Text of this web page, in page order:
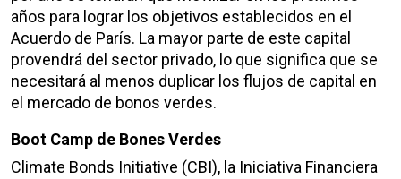
años para lograr los objetivos establecidos en el
Acuerdo de París. La mayor parte de este capital
provendrá del sector privado, lo que significa que se
necesitará al menos duplicar los flujos de capital en
el mercado de bonos verdes.
Boot Camp de Bones Verdes
Climate Bonds Initiative (CBI), la Iniciativa Financiera